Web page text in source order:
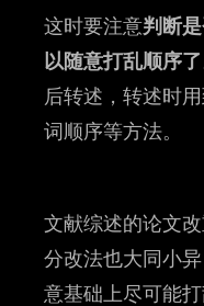
这时要注意判断
以随意打乱顺序了
后转述，转述时
词顺序等方法。
文献综述的论文
分改法也大同小
意基础上尽可能